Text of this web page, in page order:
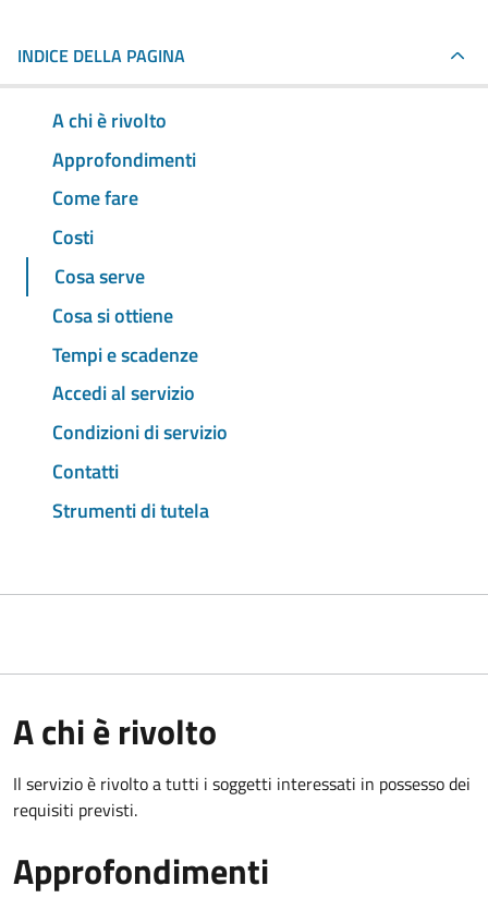
INDICE DELLA PAGINA
A chi è rivolto
Approfondimenti
Come fare
Costi
Cosa serve
Cosa si ottiene
Tempi e scadenze
Accedi al servizio
Condizioni di servizio
Contatti
Strumenti di tutela
A chi è rivolto
Il servizio è rivolto a tutti i soggetti interessati in possesso dei
requisiti previsti.
Approfondimenti